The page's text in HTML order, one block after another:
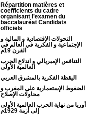
Répartition matières et
coefficients du cadre
organisant l’examen du
baccalauréat Candidats
officiels
التحولات الإقتصادية و المالية و
الإجتماعية و الفكرية في العالم في
القرن 19م
التنافس الإمبريالي و اندلاع الحرب
العالمية الأولى
اليقظة الفكرية بالمشرق العربي
الضغوط الإستعمارية على المغرب و
محاولات الإصلاح
أوربا من نهاية الحرب العالمية الأولى
إلى أزمة 1929م